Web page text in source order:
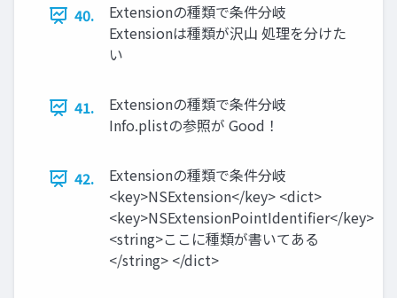
40.
Extensionの種類で条件分岐
Extensionは種類が沢山 処理を分けた
い
41.
Extensionの種類で条件分岐
Info.plistの参照が Good！
42.
Extensionの種類で条件分岐
<key>NSExtension</key> <dict>
<key>NSExtensionPointIdentiﬁer</key>
<string>ここに種類が書いてある
</string> </dict>